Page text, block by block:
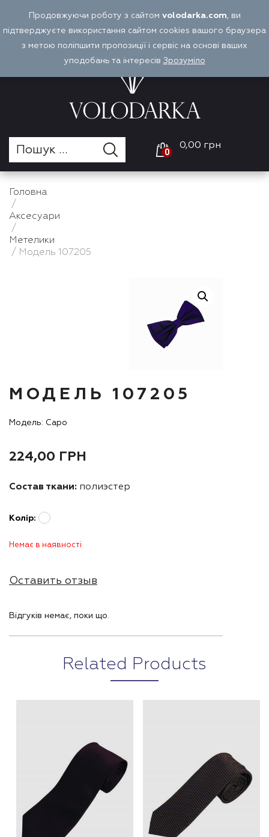
UA
Войти
Оплата і доставка
0
0,00 грн
Головна
/
Аксесуари
/
Метелики
/ Модель 107205
МОДЕЛЬ 107205
Модель: Capo
224,00 ГРН
Состав ткани: полиэстер
Колір:
Немає в наявності
Оставить отзыв
Відгуків немає, поки що.
Related Products
Продовжуючи роботу з сайтом volodarka.com, ви
підтверджуєте використання сайтом cookies вашого браузера
з метою поліпшити пропозиції і сервіс на основі ваших
уподобань та інтересів Зрозуміло